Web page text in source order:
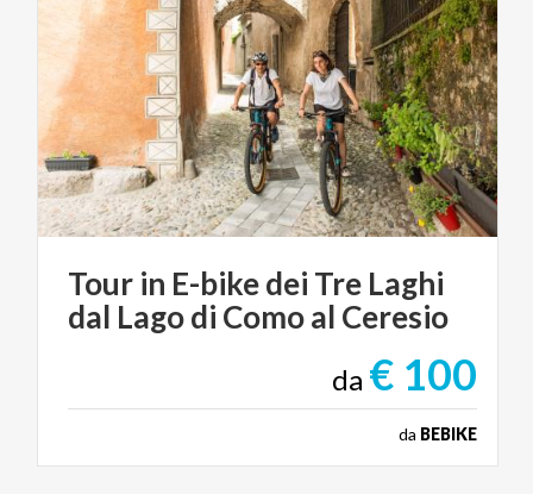
Tour in E-bikedei Tre Laghi
dal Lagodi Comoal Ceresio
da € 100
da BEBIKE